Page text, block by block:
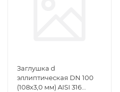
Заглушка d
эллиптическая DN 100
(108х3,0 мм) AISI 316